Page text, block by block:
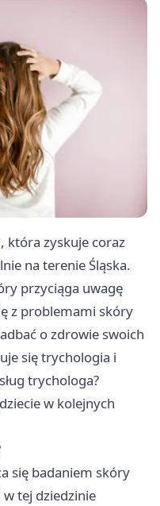
która zyskuje coraz
na terenie Śląska.
przyciąga uwagę
z problemami skóry
o zdrowie swoich
się trychologia i
trychologa?
w kolejnych
się badaniem skóry
w tej dziedzinie